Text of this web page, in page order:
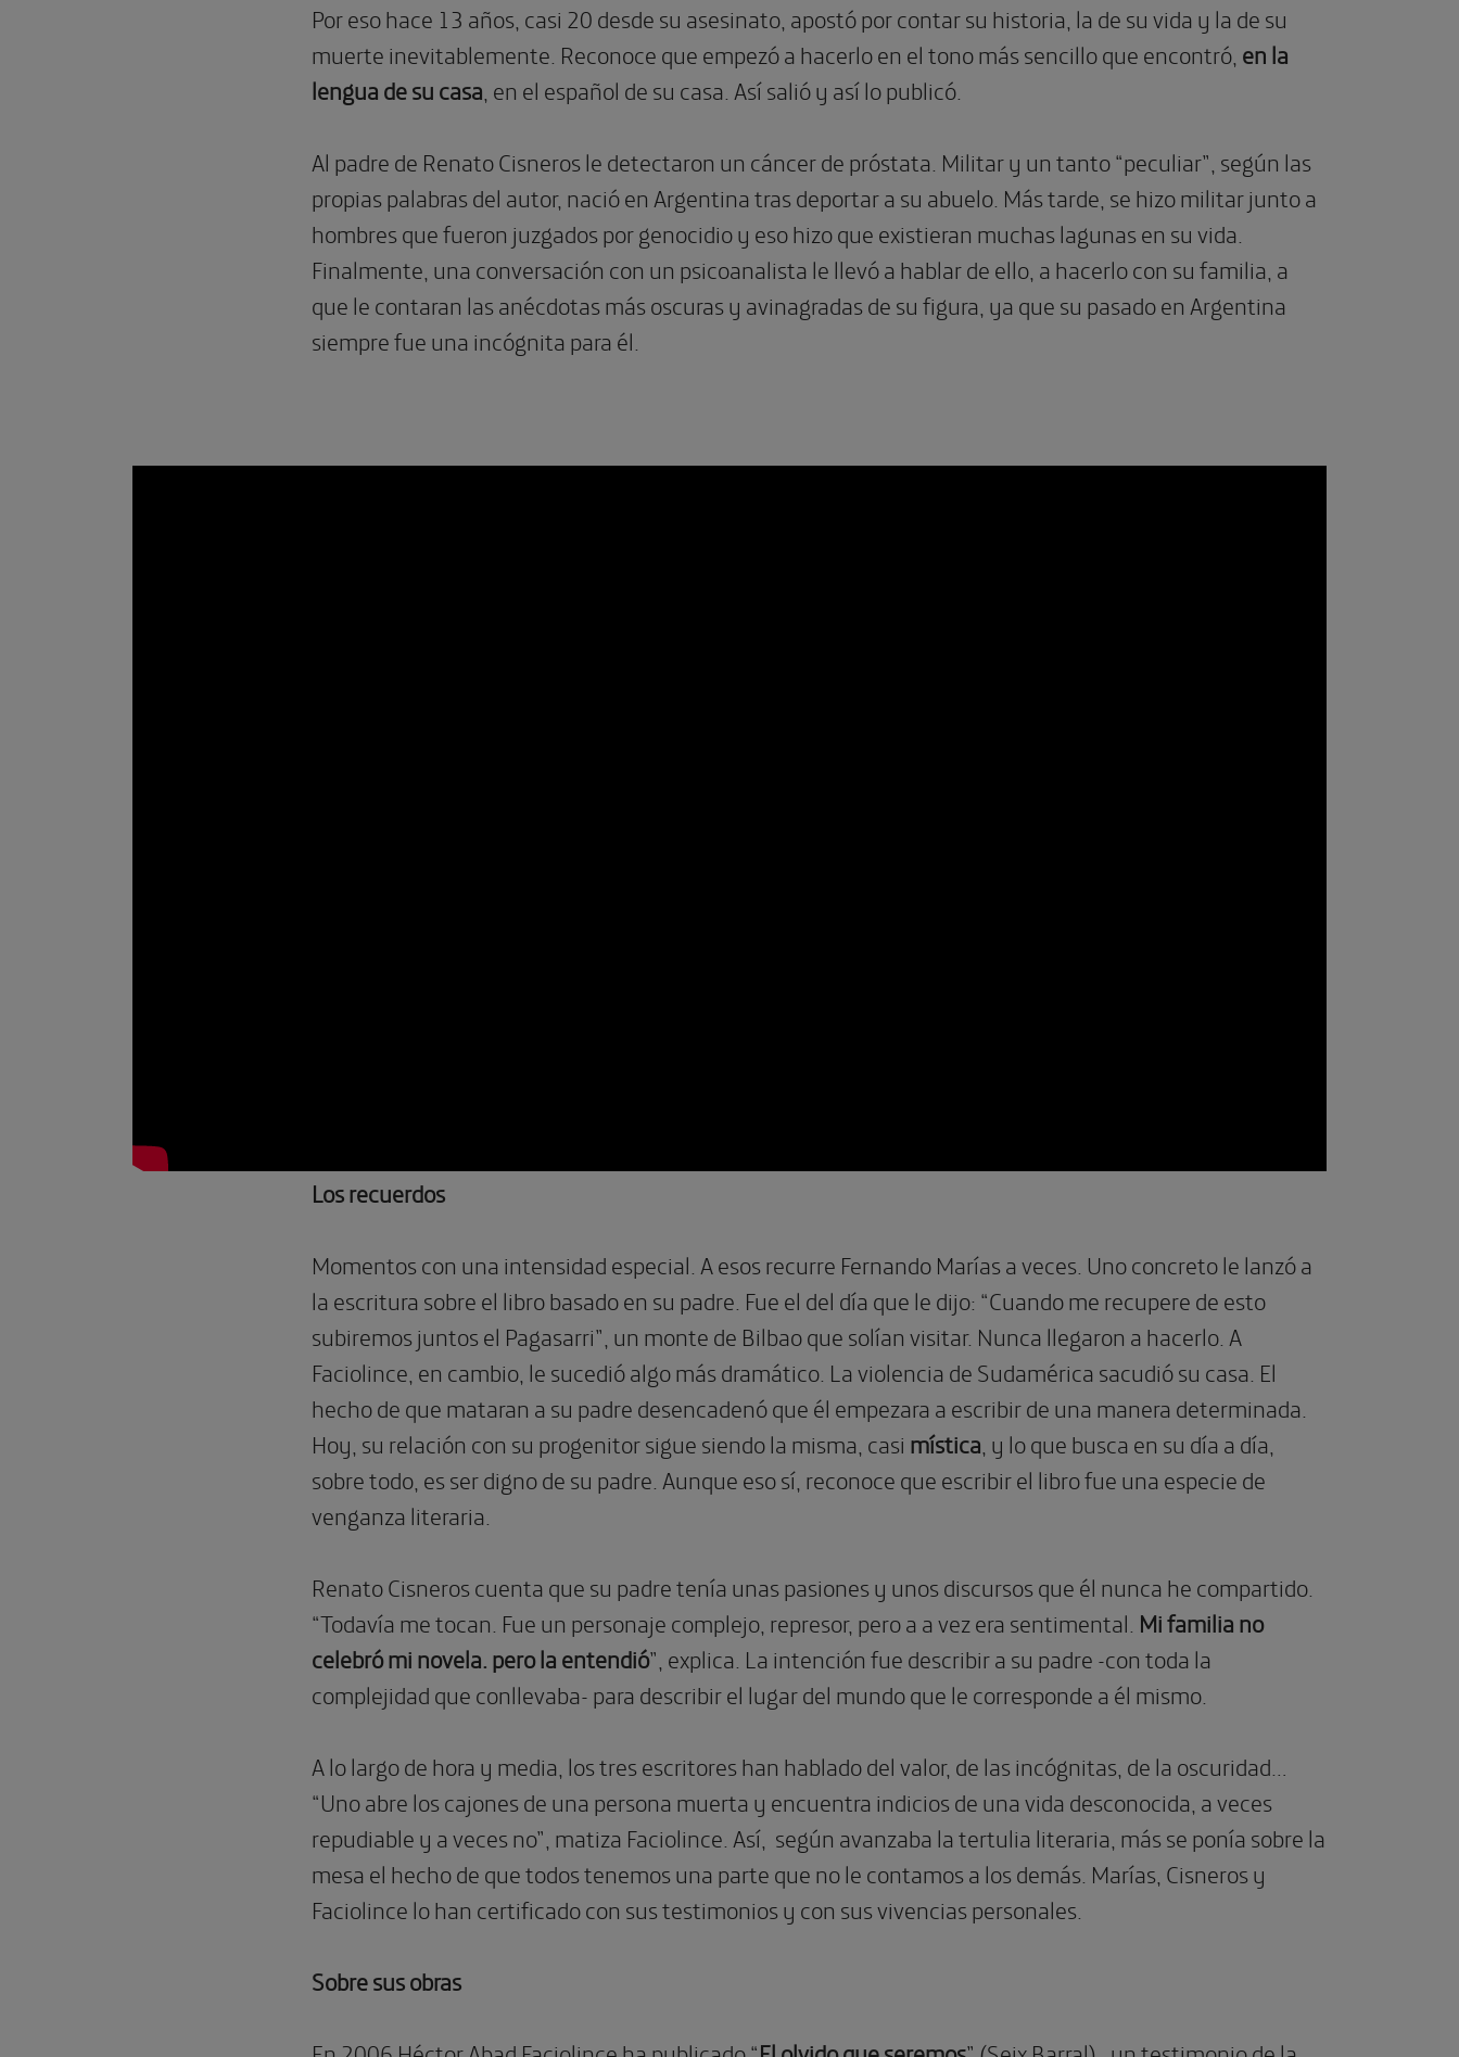
Por eso hace 13 años, casi 20 desde su asesinato, apostó por contar su historia, la de su vida y la de su
muerte inevitablemente. Reconoce que empezó a hacerlo en el tono más sencillo que encontró, en la
lengua de su casa , en el español de su casa. Así salió y así lo publicó.
Al padre de Renato Cisneros le detectaron un cáncer de próstata. Militar y un tanto “peculiar”, según las
propias palabras del autor, nació en Argentina tras deportar a su abuelo. Más tarde, se hizo militar junto a
hombres que fueron juzgados por genocidio y eso hizo que existieran muchas lagunas en su vida.
Finalmente, una conversación con un psicoanalista le llevó a hablar de ello, a hacerlo con su familia, a
que le contaran las anécdotas más oscuras y avinagradas de su figura, ya que su pasado en Argentina
siempre fue una incógnita para él.
Los recuerdos
Momentos con una intensidad especial. A esos recurre Fernando Marías a veces. Uno concreto le lanzó a
la escritura sobre el libro basado en su padre. Fue el del día que le dijo: “Cuando me recupere de esto
subiremos juntos el Pagasarri”, un monte de Bilbao que solían visitar. Nunca llegaron a hacerlo. A
Faciolince, en cambio, le sucedió algo más dramático. La violencia de Sudamérica sacudió su casa. El
hecho de que mataran a su padre desencadenó que él empezara a escribir de una manera determinada.
Hoy, su relación con su progenitor sigue siendo la misma, casi mística , y lo que busca en su día a día,
sobre todo, es ser digno de su padre. Aunque eso sí, reconoce que escribir el libro fue una especie de
venganza literaria.
Renato Cisneros cuenta que su padre tenía unas pasiones y unos discursos que él nunca he compartido.
“Todavía me tocan. Fue un personaje complejo, represor, pero a a vez era sentimental. Mi familia no
celebró mi novela. pero la entendió”, explica. La intención fue describir a su padre -con toda la
complejidad que conllevaba- para describir el lugar del mundo que le corresponde a él mismo.
A lo largo de hora y media, los tres escritores han hablado del valor, de las incógnitas, de la oscuridad…
“Uno abre los cajones de una persona muerta y encuentra indicios de una vida desconocida, a veces
repudiable y a veces no”, matiza Faciolince. Así, según avanzaba la tertulia literaria, más se ponía sobre la
mesa el hecho de que todos tenemos una parte que no le contamos a los demás. Marías, Cisneros y
Faciolince lo han certificado con sus testimonios y con sus vivencias personales.
Sobre sus obras